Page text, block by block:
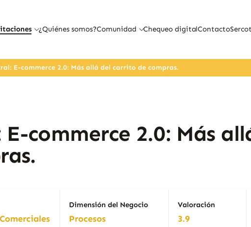
¿Quiénes somos?Comunidad Chequeo digitalContacto
E-commerce 2.0: Más allá del carrito de compras.
commerce 2.0: Más
Dimensión del Negocio
Procesos
Valoración
3.9